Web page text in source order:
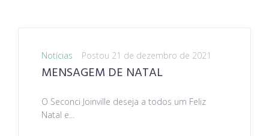
Notícias Postou 21 de dezembro de 2021
MENSAGEM DE NATAL
O Seconci Joinville deseja a todos um Feliz
Natal e...